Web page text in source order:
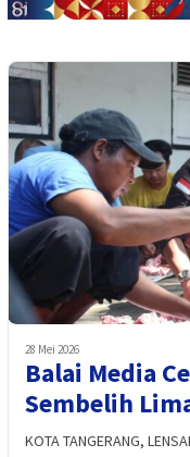
28 Mei 2026
Balai Media
Sembelih
KOTA TANGERANG,